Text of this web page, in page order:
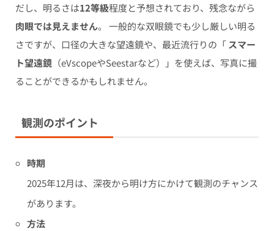
だし、明るさは12等級程度と予想されており、残念ながら
肉眼では見えません。 一般的な双眼鏡でも少し厳しい明る
さですが、口径の大きな望遠鏡や、最近流行りの「スマー
ト望遠鏡（eVscopeやSeestarなど）」を使えば、写真に撮
ることができるかもしれません。
観測のポイント
時期
2025年12月は、深夜から明け方にかけて観測のチャンス
があります。
方法